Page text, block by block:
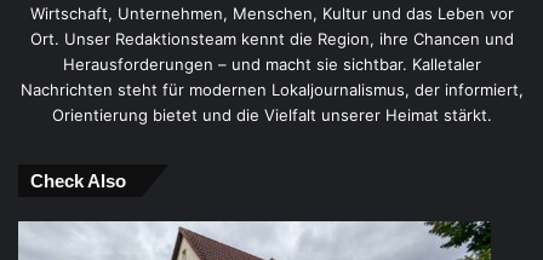
Wirtschaft, Unternehmen, Menschen, Kultur und das Leben vor
Ort. Unser Redaktionsteam kennt die Region, ihre Chancen und
Herausforderungen – und macht sie sichtbar. Kalletaler
Nachrichten steht für modernen Lokaljournalismus, der informiert,
Orientierung bietet und die Vielfalt unserer Heimat stärkt.
Check Also